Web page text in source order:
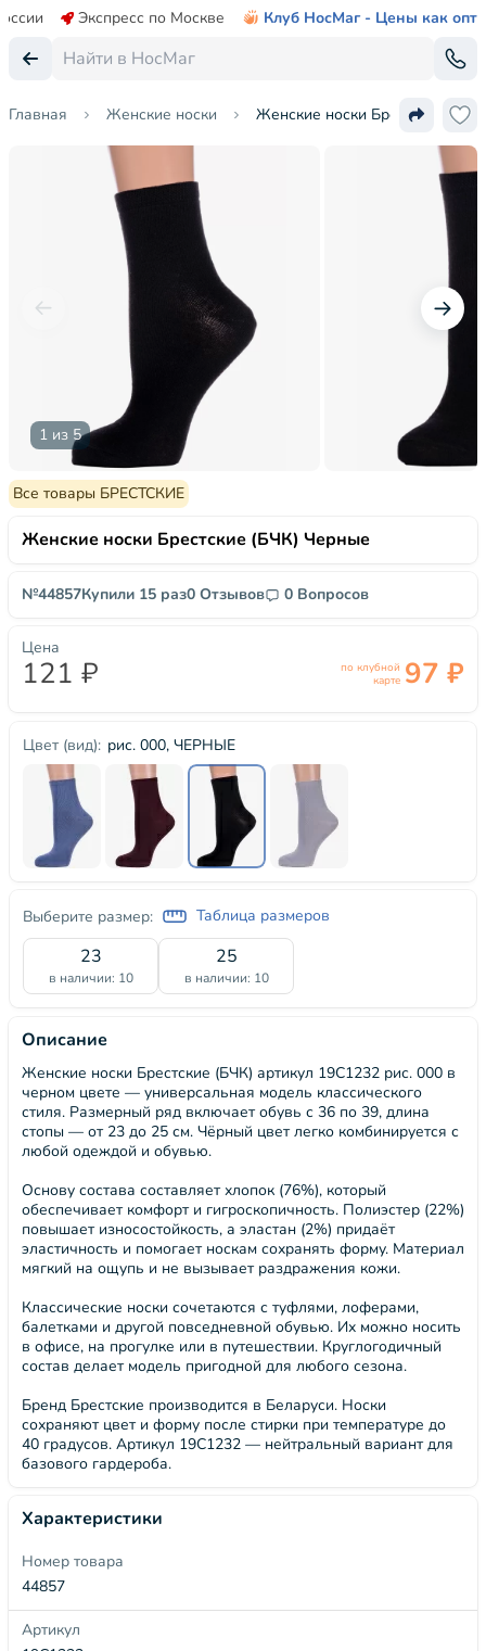
Экспресс по Москве Клуб НосМаг - Цены как опт
Главная Женские носки Женские носки Брестские (БЧК)
1 из 5
Все товары БРЕСТСКИЕ
Женские носки Брестские (БЧК) Черные
№44857Купили 15 раз0 Отзывов 0 Вопросов
Цвет (вид): рис. 000, ЧЕРНЫЕ
Выберите размер: Таблица размеров
23
в наличии: 10
25
в наличии: 10
Цена
121 ₽
по клубной
карте 97 ₽
Описание
Женские носки Брестские (БЧК) артикул 19С1232 рис. 000 в
черном цвете — универсальная модель классического
стиля. Размерный ряд включает обувь с 36 по 39, длина
стопы — от 23 до 25 см. Чёрный цвет легко комбинируется с
любой одеждой и обувью.
Основу состава составляет хлопок (76%), который
обеспечивает комфорт и гигроскопичность. Полиэстер (22%)
повышает износостойкость, а эластан (2%) придаёт
эластичность и помогает носкам сохранять форму. Материал
мягкий на ощупь и не вызывает раздражения кожи.
Классические носки сочетаются с туфлями, лоферами,
балетками и другой повседневной обувью. Их можно носить
в офисе, на прогулке или в путешествии. Круглогодичный
состав делает модель пригодной для любого сезона.
Бренд Брестские производится в Беларуси. Носки
сохраняют цвет и форму после стирки при температуре до
40 градусов. Артикул 19С1232 — нейтральный вариант для
базового гардероба.
Характеристики
Номер товара
44857
Артикул